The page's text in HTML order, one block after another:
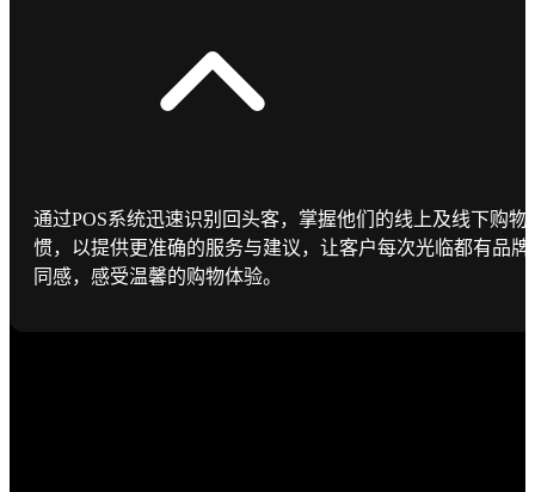
通过POS系统迅速识别回头客，掌握他们的线上及线下购物
惯，以提供更准确的服务与建议，让客户每次光临都有品牌
同感，感受温馨的购物体验。